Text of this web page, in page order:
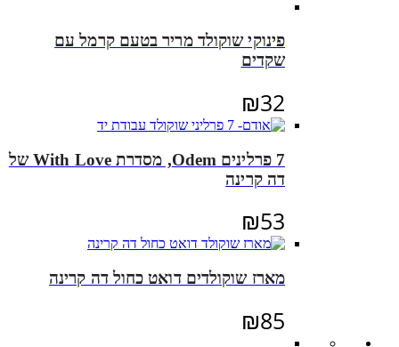
פינוקי שוקולד מריר בטעם קרמל עם
שקדים
₪32
7 פרלינים Odem, מסדרת With Love של
דה קרינה
₪53
מארז שוקולדים דואט כחול דה קרינה
₪85